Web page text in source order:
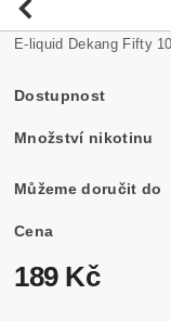
E-liquid Dekang Fifty
Dostupnost
Množství nikotinu
Můžeme doručit do
Cena
189 Kč